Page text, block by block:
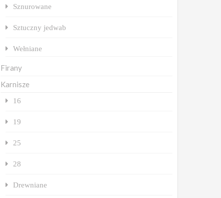
Sznurowane
Sztuczny jedwab
Wełniane
Firany
Karnisze
16
19
25
28
Drewniane